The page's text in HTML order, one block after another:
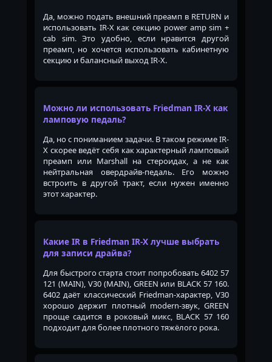
Да, можно подать внешний преамп в RETURN и
использовать IR-X как секцию power amp sim +
cab sim. Это удобно, если нравится другой
преамп, но хочется использовать кабинетную
секцию и балансный выход IR-X.
Можно ли использовать Friedman IR-X как
ламповую педаль?
Да, но с пониманием задачи. В таком режиме IR-
X скорее ведёт себя как характерный ламповый
преамп или Marshall на стероидах, а не как
нейтральная овердрайв-педаль. Его можно
встроить в другой тракт, если нужен именно
этот характер.
Какие IR в Friedman IR-X лучше выбрать
для записи драйва?
Для быстрого старта стоит попробовать 6402 57
121 (MAIN), V30 (MAIN), GREEN или BLACK 57 160.
6402 даёт классический Friedman-характер, V30
хорошо держит плотный modern-звук, GREEN
проще садится в роковый микс, BLACK 57 160
подходит для более плотного тяжёлого рока.